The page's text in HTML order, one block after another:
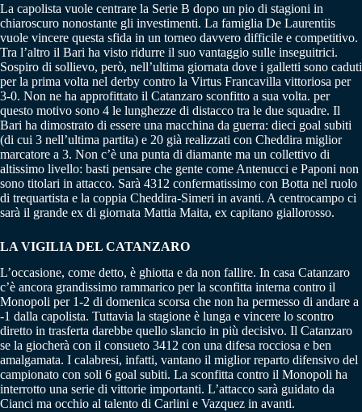
La capolista vuole centrare la Serie B dopo un pio di stagioni in
chiaroscuro nonostante gli investimenti. La famiglia De Laurentiis
vuole vincere questa sfida in un torneo davvero difficile e competitivo.
Tra l’altro il Bari ha visto ridurre il suo vantaggio sulle inseguitrici.
Sospiro di sollievo, però, nell’ultima giornata dove i galletti sono caduti
per la prima volta nel derby contro la Virtus Francavilla vittoriosa per
3-0. Non ne ha approfittato il Catanzaro sconfitto a sua volta. per
questo motivo sono 4 le lunghezze di distacco tra le due squadre. Il
Bari ha dimostrato di essere una macchina da guerra: dieci goal subiti
(di cui 3 nell’ultima partita) e 20 già realizzati con Cheddira miglior
marcatore a 3. Non c’è una punta di diamante ma un collettivo di
altissimo livello: basti pensare che gente come Antenucci e Paponi non
sono titolari in attacco. Sarà 4312 confermatissimo con Botta nel ruolo
di trequartista e la coppia Cheddira-Simeri in avanti. A centrocampo ci
sarà il grande ex di giornata Mattia Maita, ex capitano giallorosso.
LA VIGILIA DEL CATANZARO
L’occasione, come detto, è ghiotta e da non fallire. In casa Catanzaro
c’è ancora grandissimo rammarico per la sconfitta interna contro il
Monopoli per 1-2 di domenica scorsa che non ha permesso di andare a
-1 dalla capolista. Tuttavia la stagione è lunga e vincere lo scontro
diretto in trasferta darebbe quello slancio in più decisivo. Il Catanzaro
se la giocherà con il consueto 3412 con una difesa rocciosa e ben
amalgamata. I calabresi, infatti, vantano il miglior reparto difensivo del
campionato con soli 6 goal subiti. La sconfitta contro il Monopoli ha
interrotto una serie di vittorie importanti. L’attacco sarà guidato da
Cianci ma occhio al talento di Carlini e Vazquez in avanti.